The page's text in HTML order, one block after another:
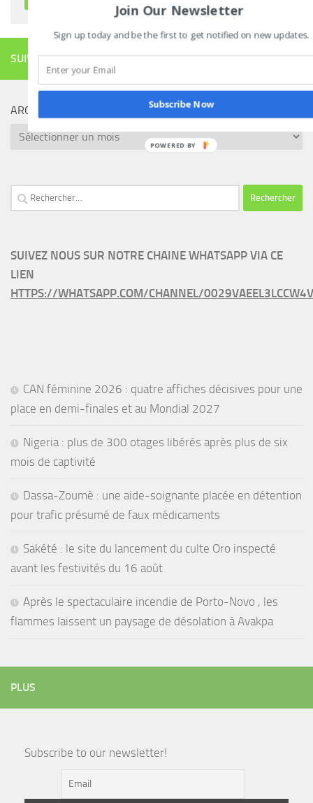
SUIVRE
ARCHIVES
Archives
Rechercher :
SUIVEZ NOUS SUR NOTRE CHAINE WHATSAPP VIA CE
LIEN
HTTPS://WHATSAPP.COM/CHANNEL/
CAN féminine 2026 : quatre affiches décisives pour une
place en demi-finales et au Mondial 2027
Nigeria : plus de 300 otages libérés après plus de six
mois de captivité
Dassa-Zoumè : une aide-soignante placée en détention
pour trafic présumé de faux médicaments
Sakété : le site du lancement du culte Oro inspecté
avant les festivités du 16 août
Après le spectaculaire incendie de Porto-Novo , les
flammes laissent un paysage de désolation à Avakpa
PLUS
Subscribe to our newsletter!
Join Our Newsletter
Sign up today and be the first to get notified on new updates.
Subscribe Now